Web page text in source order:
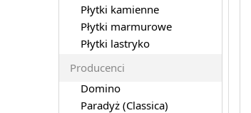
Płytki kamienne
Płytki marmurowe
Płytki lastryko
Producenci
Domino
Paradyż (Classica)